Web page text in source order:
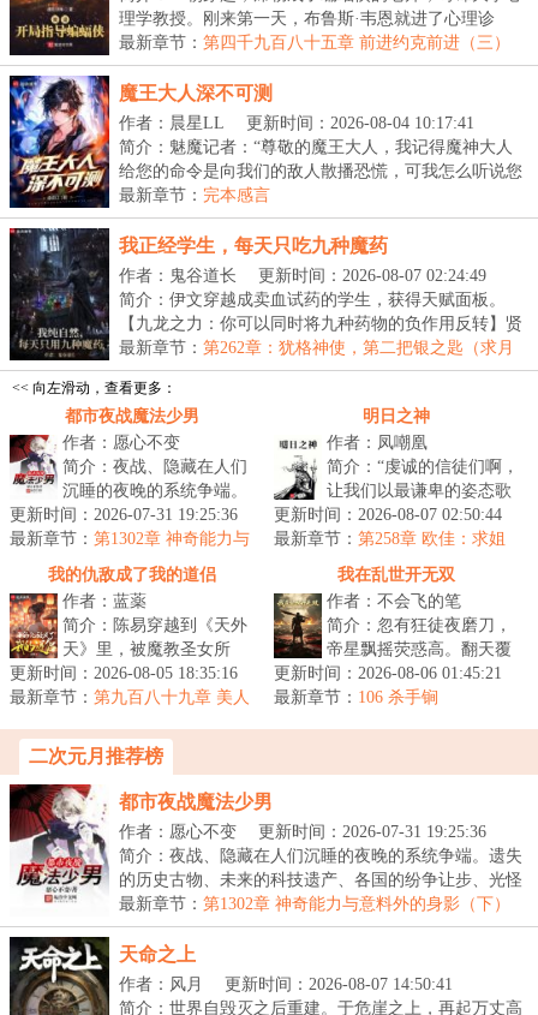
理学教授。刚来第一天，布鲁斯·韦恩就进了心理诊
室。...
最新章节： 第四千九百八十五章 前进约克前进（三）
魔王大人深不可测
作者：晨星LL
更新时间：2026-08-04 10:17:41
简介：魅魔记者：“尊敬的魔王大人，我记得魔神大人
给您的命令是向我们的敌人散播恐慌，可我怎么听说您
在...
最新章节： 完本感言
我正经学生，每天只吃九种魔药
作者：鬼谷道长
更新时间：2026-08-07 02:24:49
简介：伊文穿越成卖血试药的学生，获得天赋面板。
【九龙之力：你可以同时将九种药物的负作用反转】贤
者大...
最新章节： 第262章：犹格神使，第二把银之匙（求月
票！）
<< 向左滑动，查看更多：
都市夜战魔法少男
作者：愿心不变
简介：夜战、隐藏在人们
沉睡的夜晚的系统争端。
遗失的历史古物、未来的
科技遗产、各国的纷争让
步、光怪陆...
更新时间：2026-07-31 19:25:36
最新章节： 第1302章 神奇能力与
意料外的身影（下）
明日之神
作者：凤嘲凰
简介：“虔诚的信徒们啊，
让我们以最谦卑的姿态歌
颂灯神、愿望之神、奇迹
之神、星辰之子、永恒晨
曦、光之...
更新时间：2026-08-07 02:50:44
最新章节： 第258章 欧佳：求姐
姐收收味，别念了
我的仇敌成了我的道侣
作者：蓝薬
简介：陈易穿越到《天外
天》里，被魔教圣女所
杀，一觉醒来，又回到了
十年前。于是，靠着怨仇
更新时间：2026-08-05 18:35:16
最新章节： 第九百八十九章 美人
我在乱世开无双
作者：不会飞的笔
简介：忽有狂徒夜磨刀，
帝星飘摇荧惑高。翻天覆
地从今始，杀人何须惜手
劳。......武朝末年，诸侯
更新时间：2026-08-06 01:45:21
最新章节： 106 杀手锏
二次元月推荐榜
都市夜战魔法少男
作者：愿心不变
更新时间：2026-07-31 19:25:36
简介：夜战、隐藏在人们沉睡的夜晚的系统争端。遗失
的历史古物、未来的科技遗产、各国的纷争让步、光怪
陆...
最新章节： 第1302章 神奇能力与意料外的身影（下）
天命之上
作者：风月
更新时间：2026-08-07 14:50:41
简介：世界自毁灭之后重建。于危崖之上，再起万丈高